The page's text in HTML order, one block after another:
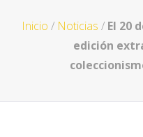
Inicio / Noticias / El 20
edición